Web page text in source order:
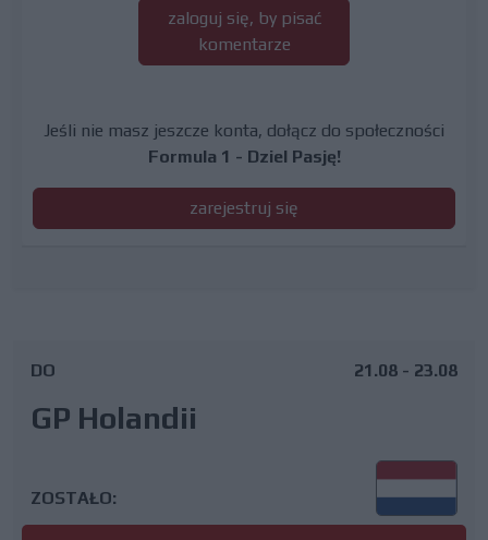
zaloguj się, by pisać
komentarze
Jeśli nie masz jeszcze konta, dołącz do społeczności
Formula 1 - Dziel Pasję!
zarejestruj się
DO
GP Holandii
21.08 - 23.08
ZOSTAŁO: